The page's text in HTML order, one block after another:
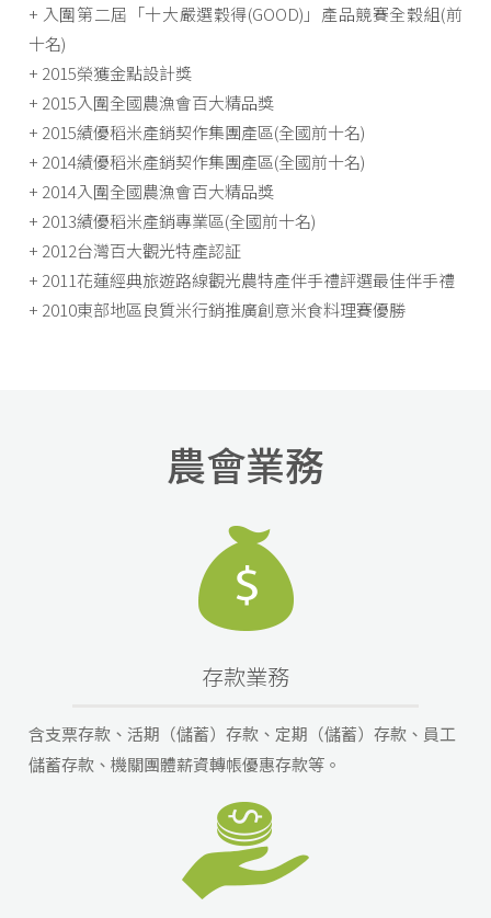
+ 入圍第二屆「十大嚴選穀得(GOOD)」產品競賽全穀組(前
十名)
+ 2015榮獲金點設計獎
+ 2015入圍全國農漁會百大精品獎
+ 2015績優稻米產銷契作集團產區(全國前十名)
+ 2014績優稻米產銷契作集團產區(全國前十名)
+ 2014入圍全國農漁會百大精品獎
+ 2013績優稻米產銷專業區(全國前十名)
+ 2012台灣百大觀光特產認証
+ 2011花蓮經典旅遊路線觀光農特產伴手禮評選最佳伴手禮
+ 2010東部地區良質米行銷推廣創意米食料理賽優勝
農會業務
存款業務
含支票存款、活期（儲蓄）存款、定期（儲蓄）存款、員工
儲蓄存款、機關團體薪資轉帳優惠存款等。